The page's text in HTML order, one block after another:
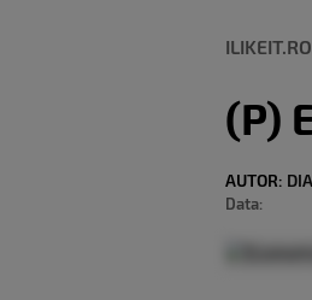
ILIKEIT.RO
(P)
AUTOR:
Data: